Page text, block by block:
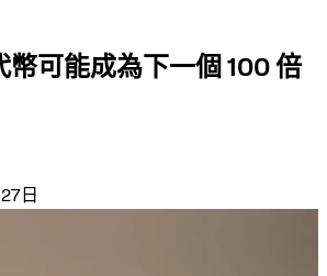
幣可能成為下一個 100 倍
日